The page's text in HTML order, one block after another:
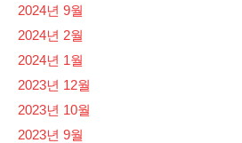
2024년 9월
2024년 2월
2024년 1월
2023년 12월
2023년 10월
2023년 9월